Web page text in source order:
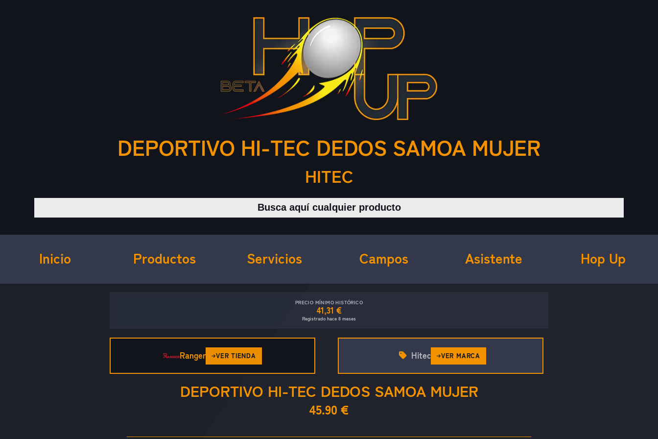
DEPORTIVO HI-TEC DEDOS SAMOA MUJER
HITEC
Buscar productos
Inicio Productos Servicios Campos Asistente Hop Up
PRECIO MÍNIMO HISTÓRICO
41,31 €
Registrado hace 8 meses
Ranger VER TIENDA
DEPORTIVO HI-TEC DEDOS SAMOA MUJER
45.90 €
Hitec VER MARCA